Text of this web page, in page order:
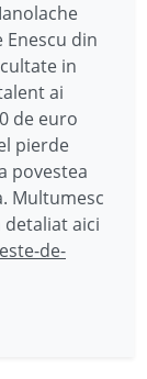
Enescu din
in
ai
de euro
pierde
povestea
Multumesc
detaliat aici
de-